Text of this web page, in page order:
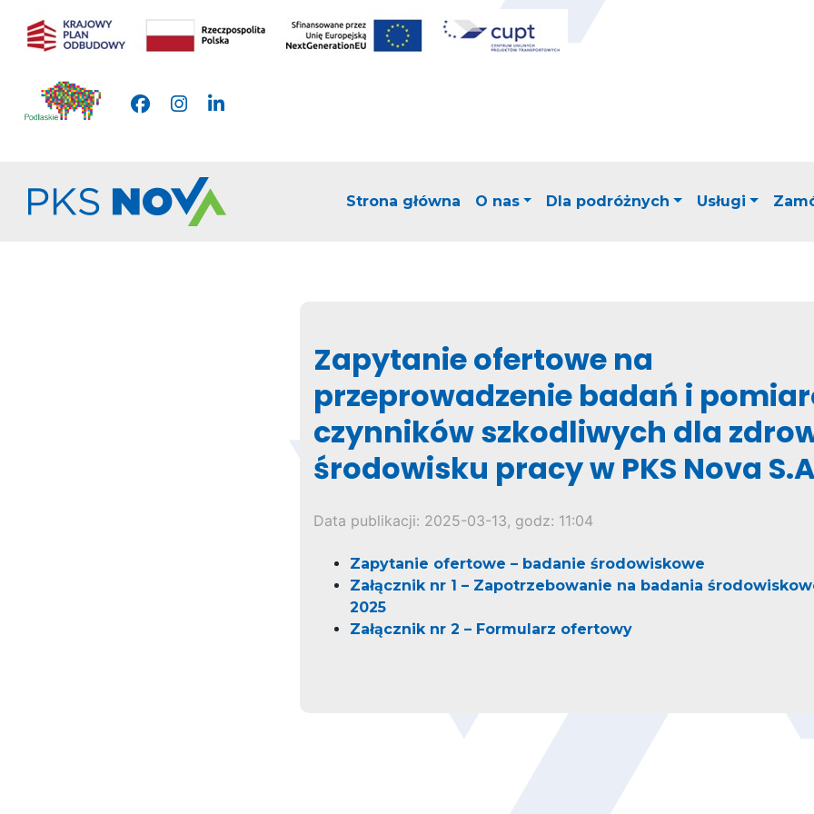
content
Strona główna O nas Dla podróżnych Usługi
Zapytanie ofertowe na
przeprowadzenie badań i
czynników szkodliwych dla
środowisku pracy w PKS Nova
Data publikacji: 2025-03-13, godz: 11:04
Zapytanie ofertowe – badanie środowiskowe
Załącznik nr 1 – Zapotrzebowanie na badania
2025
Załącznik nr 2 – Formularz ofertowy